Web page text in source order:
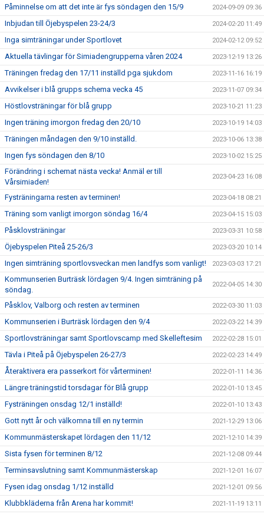
Påminnelse om att det inte är fys söndagen den 15/9 2024-09-09 09:36
Inbjudan till Öjebyspelen 23-24/3 2024-02-20 11:49
Inga simträningar under Sportlovet 2024-02-12 09:52
Aktuella tävlingar för Simiadengrupperna våren 2024 2023-12-19 13:26
Träningen fredag den 17/11 inställd pga sjukdom 2023-11-16 16:19
Avvikelser i blå grupps schema vecka 45 2023-11-07 09:34
Höstlovsträningar för blå grupp 2023-10-21 11:23
Ingen träning imorgon fredag den 20/10 2023-10-19 14:03
Träningen måndagen den 9/10 inställd. 2023-10-06 13:38
Ingen fys söndagen den 8/10 2023-10-02 15:25
Förändring i schemat nästa vecka! Anmäl er till
Vårsimiaden!
2023-04-23 16:08
Fysträningarna resten av terminen! 2023-04-18 08:21
Träning som vanligt imorgon söndag 16/4 2023-04-15 15:03
Påsklovsträningar 2023-03-31 10:58
Öjebyspelen Piteå 25-26/3 2023-03-20 10:14
Ingen simträning sportlovsveckan men landfys som vanligt! 2023-03-03 17:21
Kommunserien Burträsk lördagen 9/4. Ingen simträning på
söndag.
2022-04-05 14:30
Påsklov, Valborg och resten av terminen 2022-03-30 11:03
Kommunserien i Burträsk lördagen den 9/4 2022-03-22 14:39
Sportlovsträningar samt Sportlovscamp med Skelleftesim 2022-02-28 15:01
Tävla i Piteå på Öjebyspelen 26-27/3 2022-02-23 14:49
Återaktivera era passerkort för vårterminen! 2022-01-11 14:36
Längre träningstid torsdagar för Blå grupp 2022-01-10 13:45
Fysträningen onsdag 12/1 inställd! 2022-01-10 13:43
Gott nytt år och välkomna till en ny termin 2021-12-29 13:06
Kommunmästerskapet lördagen den 11/12 2021-12-10 14:39
Sista fysen för terminen 8/12 2021-12-08 09:44
Terminsavslutning samt Kommunmästerskap 2021-12-01 16:07
Fysen idag onsdag 1/12 inställd 2021-12-01 09:56
Klubbkläderna från Arena har kommit! 2021-11-19 13:11